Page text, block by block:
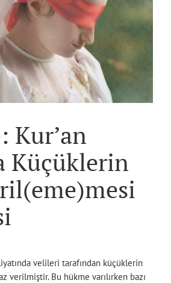
Kur’an
Küçüklerin
velileri tarafından küçüklerin
verilmiştir. Bu hükme varılırken bazı